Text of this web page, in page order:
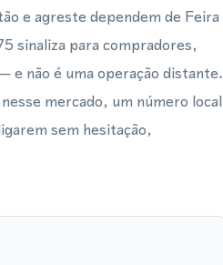
e agreste dependem de Feira
sinaliza para compradores,
e não é uma operação distante.
mercado, um número local
sem hesitação,